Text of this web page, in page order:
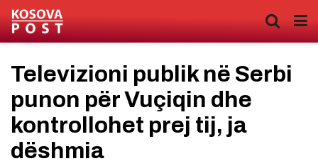
Televizioni publik në Serbi
punon për Vuçiqin dhe
kontrollohet prej tij, ja
dëshmia